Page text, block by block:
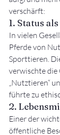
verschärft:
1. Status
In vielen
Pferde von
Sporttieren.
verwischte die
„Nutztieren“
führte zu
2.
Einer der
öffentliche